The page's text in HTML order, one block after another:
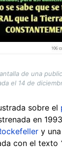
de una
el 14 de
sobre el
en
y una
con el texto